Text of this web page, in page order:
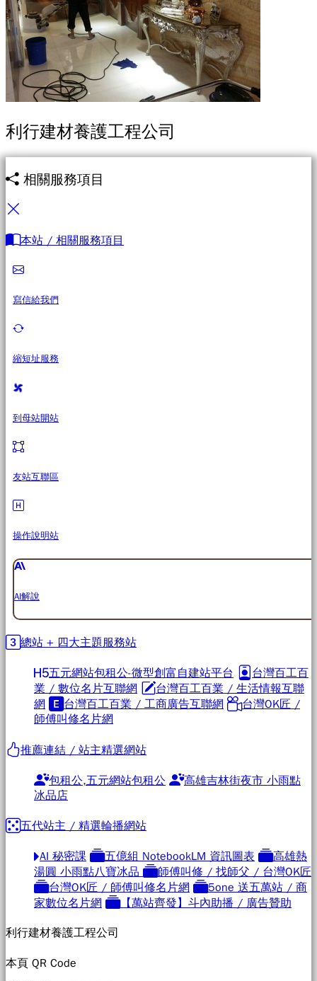
利行建材養護工程公司
相關服務項目
本站 / 相關服務項目
寫信給我們
縮短址服務
到母站開站
友站互聯區
操作說明站
AI解說
總站 + 四大主題服務站
五元網站包租公-微型創富自建站平台
台灣百工百
業 / 數位名片互聯網
台灣百工百業 / 生活情報互聯
網
台灣百工百業 / 工商廣告互聯網
台灣OK匠 /
師傅叫修名片網
推薦連結 / 站主精選網站
包租公,五元網站包租公
高雄吉林街夜市 小雨點
冰品店
五代站主 / 精選輪播網站
AI 秘密課 五億組 NotebookLM 資訊圖表
高雄熱
湯圓 小雨點八寶冰品
師傅叫修 / 找師父 / 台灣OK匠
台灣OK匠 / 師傅叫修名片網
5one 送五萬站 / 商
家數位名片網
【萬站齊發】斗內助播 / 廣告贊助
利行建材養護工程公司
本頁 QR Code